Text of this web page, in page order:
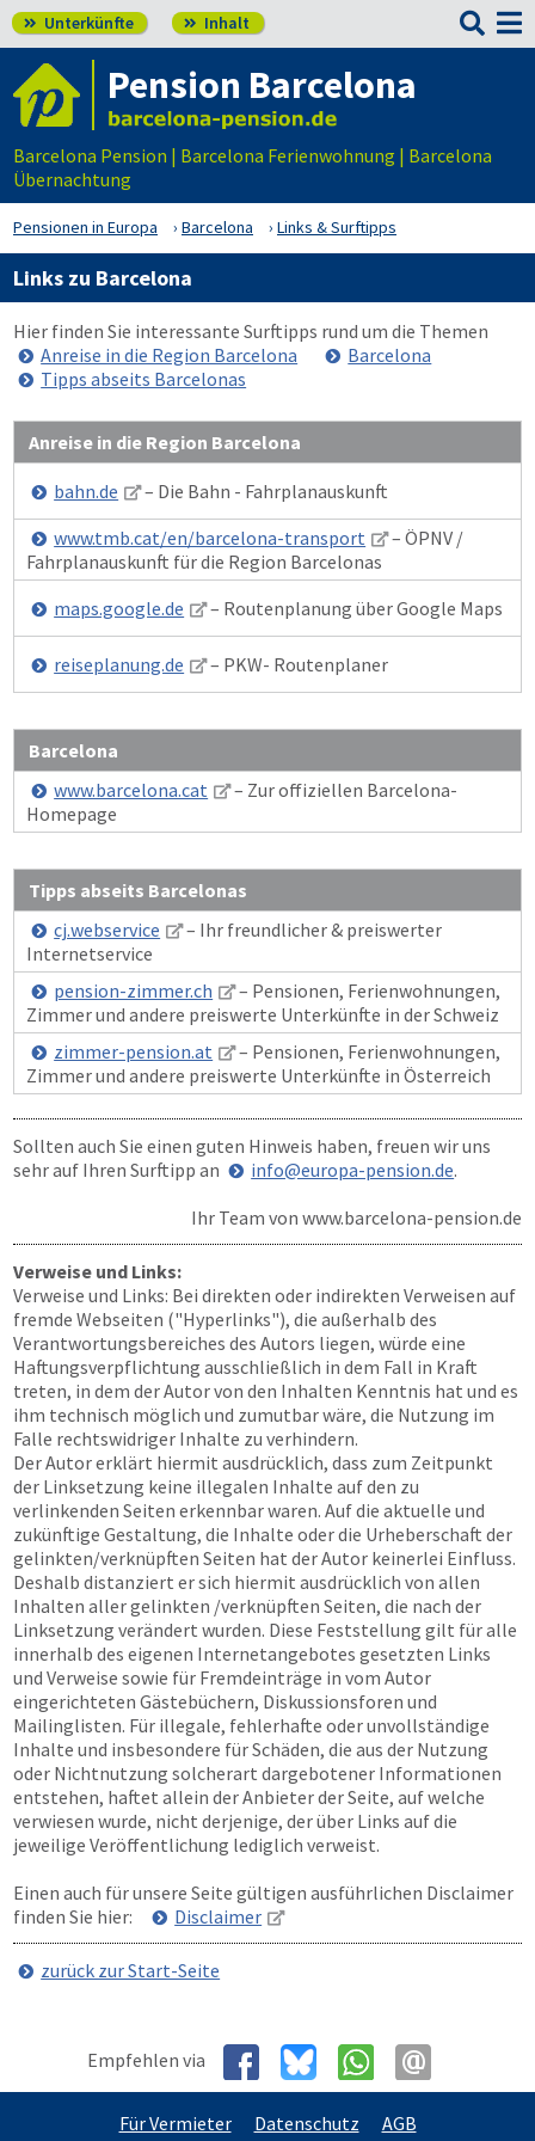
 Unterkünfte  Inhalt 
Pension Barcelona
Barcelona Pension | Barcelona Ferienwohnung | Barcelona
Übernachtung
Pensionen in Europa Barcelona Links & Surftipps
Links zu Barcelona
Hier finden Sie interessante Surftipps rund um die Themen
Anreise in die Region Barcelona
Barcelona
Tipps abseits Barcelonas
Anreise in die Region Barcelona
bahn.de
– Die Bahn - Fahrplanauskunft
www.tmb.cat/en/barcelona-transport
– ÖPNV /
Fahrplanauskunft für die Region Barcelonas
maps.google.de
– Routenplanung über Google Maps
reiseplanung.de – PKW- Routenplaner
Barcelona
www.barcelona.cat
– Zur offiziellen Barcelona-
Homepage
Tipps abseits Barcelonas
cj.webservice
– Ihr freundlicher & preiswerter
Internetservice
pension-zimmer.ch
– Pensionen, Ferienwohnungen,
Zimmer und andere preiswerte Unterkünfte in der Schweiz
zimmer-pension.at
– Pensionen, Ferienwohnungen,
Zimmer und andere preiswerte Unterkünfte in Österreich
Sollten auch Sie einen guten Hinweis haben, freuen wir uns
sehr auf Ihren Surftipp an
info@europa-pension.de.
Ihr Team von www.barcelona-pension.de
Verweise und Links:
Verweise und Links: Bei direkten oder indirekten Verweisen auf
fremde Webseiten ("Hyperlinks"), die außerhalb des
Verantwortungsbereiches des Autors liegen, würde eine
Haftungsverpflichtung ausschließlich in dem Fall in Kraft
treten, in dem der Autor von den Inhalten Kenntnis hat und es
ihm technisch möglich und zumutbar wäre, die Nutzung im
Falle rechtswidriger Inhalte zu verhindern.
Der Autor erklärt hiermit ausdrücklich, dass zum Zeitpunkt
der Linksetzung keine illegalen Inhalte auf den zu
verlinkenden Seiten erkennbar waren. Auf die aktuelle und
zukünftige Gestaltung, die Inhalte oder die Urheberschaft der
gelinkten/verknüpften Seiten hat der Autor keinerlei Einfluss.
Deshalb distanziert er sich hiermit ausdrücklich von allen
Inhalten aller gelinkten /verknüpften Seiten, die nach der
Linksetzung verändert wurden. Diese Feststellung gilt für alle
innerhalb des eigenen Internetangebotes gesetzten Links
und Verweise sowie für Fremdeinträge in vom Autor
eingerichteten Gästebüchern, Diskussionsforen und
Mailinglisten. Für illegale, fehlerhafte oder unvollständige
Inhalte und insbesondere für Schäden, die aus der Nutzung
oder Nichtnutzung solcherart dargebotener Informationen
entstehen, haftet allein der Anbieter der Seite, auf welche
verwiesen wurde, nicht derjenige, der über Links auf die
jeweilige Veröffentlichung lediglich verweist.
Einen auch für unsere Seite gültigen ausführlichen Disclaimer
finden Sie hier:
Disclaimer
zurück zur Start-Seite
Empfehlen via
Für Vermieter Datenschutz AGB